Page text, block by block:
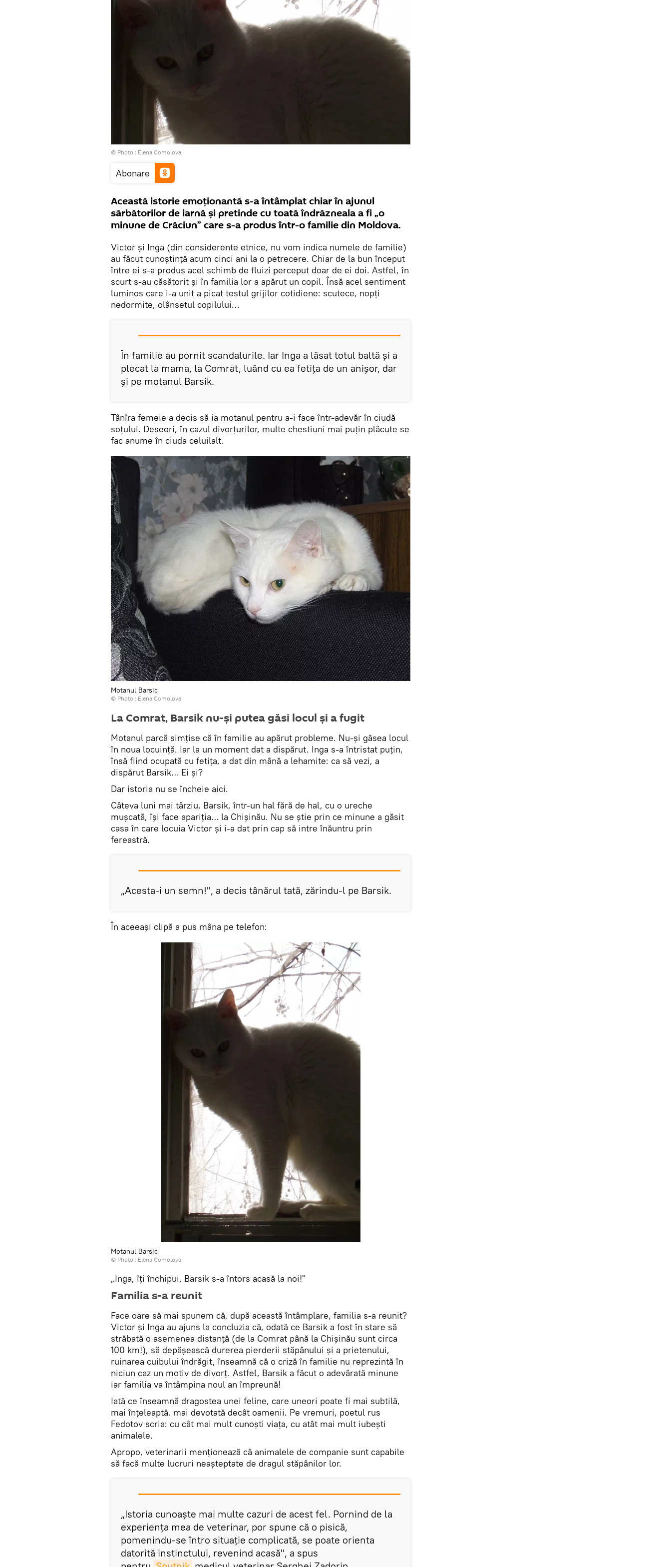
© Photo : Elena Comolova
Abonare
Această istorie emoționantă s-a întâmplat chiar în ajunul
sărbătorilor de iarnă și pretinde cu toată îndrăzneala a fi „o
minune de Crăciun” care s-a produs într-o familie din Moldova.
Victor și Inga (din considerente etnice, nu vom indica numele de familie)
au făcut cunoștință acum cinci ani la o petrecere. Chiar de la bun început
între ei s-a produs acel schimb de fluizi perceput doar de ei doi. Astfel, în
scurt s-au căsătorit și în familia lor a apărut un copil. Însă acel sentiment
luminos care i-a unit a picat testul grijilor cotidiene: scutece, nopți
nedormite, olânsetul copilului…
În familie au pornit scandalurile. Iar Inga a lăsat totul baltă și a
plecat la mama, la Comrat, luând cu ea fetița de un anișor, dar
și pe motanul Barsik.
Tânîra femeie a decis să ia motanul pentru a-i face într-adevăr în ciudă
soțului. Deseori, în cazul divorțurilor, multe chestiuni mai puțin plăcute se
fac anume în ciuda celuilalt.
Motanul Barsic
© Photo : Elena Comolova
La Comrat, Barsik nu-și putea găsi locul și a fugit
Motanul parcă simțise că în familie au apărut probleme. Nu-și găsea locul
în noua locuință. Iar la un moment dat a dispărut. Inga s-a întristat puțin,
însă fiind ocupată cu fetița, a dat din mână a lehamite: ca să vezi, a
dispărut Barsik… Ei și?
Dar istoria nu se încheie aici.
Câteva luni mai târziu, Barsik, într-un hal fără de hal, cu o ureche
mușcată, își face apariția… la Chișinău. Nu se știe prin ce minune a găsit
casa în care locuia Victor și i-a dat prin cap să intre înăuntru prin
fereastră.
„Acesta-i un semn!", a decis tânărul tată, zărindu-l pe Barsik.
În aceeași clipă a pus mâna pe telefon:
Motanul Barsic
© Photo : Elena Comolova
„Inga, îți închipui, Barsik s-a întors acasă la noi!"
Familia s-a reunit
Face oare să mai spunem că, după această întâmplare, familia s-a reunit?
Victor și Inga au ajuns la concluzia că, odată ce Barsik a fost în stare să
străbată o asemenea distanță (de la Comrat până la Chișinău sunt circa
100 km!), să depășească durerea pierderii stăpânului și a prietenului,
ruinarea cuibului îndrăgit, înseamnă că o criză în familie nu reprezintă în
niciun caz un motiv de divorț. Astfel, Barsik a făcut o adevărată minune
iar familia va întâmpina noul an împreună!
Iată ce înseamnă dragostea unei feline, care uneori poate fi mai subtilă,
mai înțeleaptă, mai devotată decât oamenii. Pe vremuri, poetul rus
Fedotov scria: cu cât mai mult cunoști viața, cu atât mai mult iubești
animalele.
Apropo, veterinarii menționează că animalele de companie sunt capabile
să facă multe lucruri neașteptate de dragul stăpânilor lor.
„Istoria cunoaște mai multe cazuri de acest fel. Pornind de la
experiența mea de veterinar, por spune că o pisică,
pomenindu-se întro situație complicată, se poate orienta
datorită instinctului, revenind acasă", a spus